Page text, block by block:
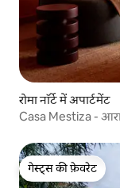
रोमा नॉर्टे में अपार्टमेंट
Casa Mestiza -
गेस्ट्स की फ़ेवरेट
गेस्ट्स की फ़ेवरेट